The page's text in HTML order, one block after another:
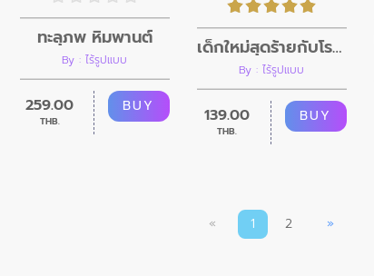
ทะลุภพ หิมพานต์
By : ไร้รูปแบบ
259.00
THB.
BUY
เด็กใหม่สุดร้ายกับโรงเรียนประจำชายล้วน
By : ไร้รูปแบบ
139.00
THB.
BUY
« 1 2 »